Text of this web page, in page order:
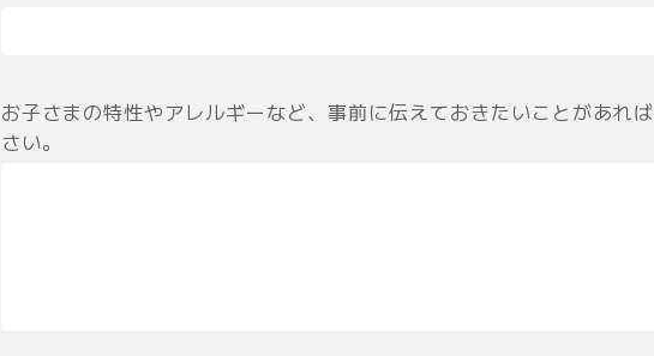
お子さまの特性やアレルギーなど、事前に伝えておきたいことがあれ
さい。